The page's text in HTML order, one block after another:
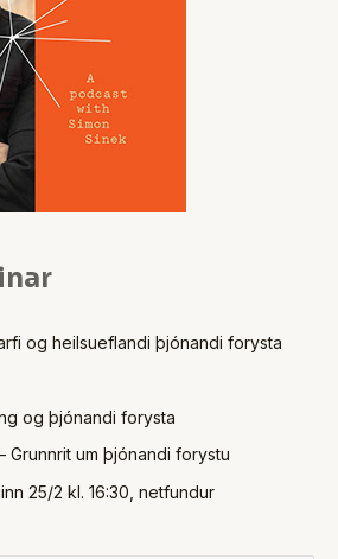
og heilsueflandi þjónandi forysta
og þjónandi forysta
Grunnrit um þjónandi forystu
25/2 kl. 16:30, netfundur